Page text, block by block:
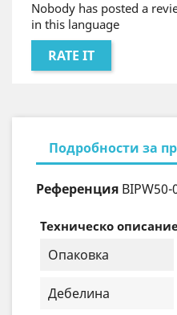
Nobody has posted a
in this language
RATE IT
Подробности за
Референция BIPW50-
Техническо
Опаковка
Дебелина